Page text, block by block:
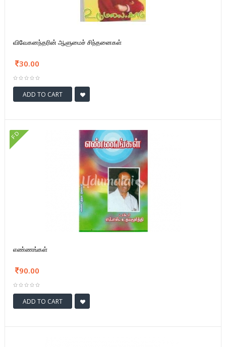
விவேகனந்தரின் ஆளுமைச் சிந்தனைகள்
30.00
ADD TO CART
FD
எண்ணங்கள்
90.00
ADD TO CART